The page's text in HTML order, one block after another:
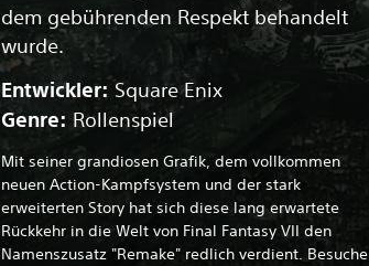
dem gebührenden Respekt behandelt
wurde.
Entwickler: Square Enix
Genre: Rollenspiel
Mit seiner grandiosen Grafik, dem vollkommen
neuen Action-Kampfsystem und der stark
erweiterten Story hat sich diese lang erwartete
Rückkehr in die Welt von Final Fantasy VII den
Namenszusatz "Remake" redlich verdient. Besuche